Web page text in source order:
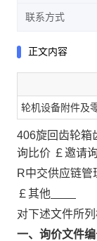
联系方式
正文内容
轮机设备附件及
406旋回齿轮箱
询比价 ￡邀请
R中交供应链管
￡其他
对下述文件所
一、询价文件